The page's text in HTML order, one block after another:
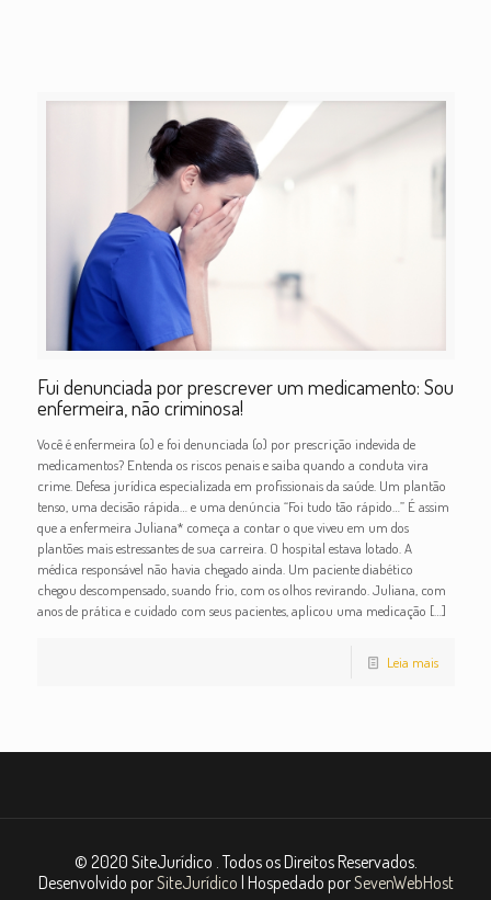
Fui denunciada por prescrever um medicamento: Sou
enfermeira, não criminosa!
Você é enfermeira (o) e foi denunciada (o) por prescrição indevida de
medicamentos? Entenda os riscos penais e saiba quando a conduta vira
crime. Defesa jurídica especializada em profissionais da saúde. Um plantão
tenso, uma decisão rápida… e uma denúncia “Foi tudo tão rápido…” É assim
que a enfermeira Juliana* começa a contar o que viveu em um dos
plantões mais estressantes de sua carreira. O hospital estava lotado. A
médica responsável não havia chegado ainda. Um paciente diabético
chegou descompensado, suando frio, com os olhos revirando. Juliana, com
anos de prática e cuidado com seus pacientes, aplicou uma medicação […]
Leia mais
© 2020 SiteJurídico . Todos os Direitos Reservados.
Desenvolvido porSiteJurídico | Hospedado porSevenWebHost